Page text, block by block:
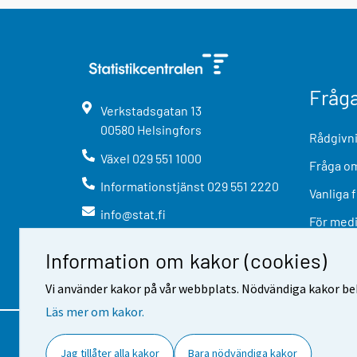
Information om kakor (cookies)
Vi använder kakor på vår webbplats. Nödvändiga kakor
Läs mer om kakor.
Jag tillåter alla kakor Bara nödvändiga kakor
Verkstadsgatan 13
00580 Helsingfors
Växel 029 551 1000
Informationstjänst 029 551 2220
info@stat.fi
Fråga
Vanliga
För
Kontaktinformation Respons